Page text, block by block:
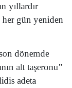
yıllardır
her gün yeniden
dönemde
alt taşeronu”
adeta